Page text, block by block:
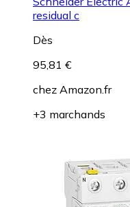
residual c
Dès
95,81 €
chez Amazon.fr
+3 marchands